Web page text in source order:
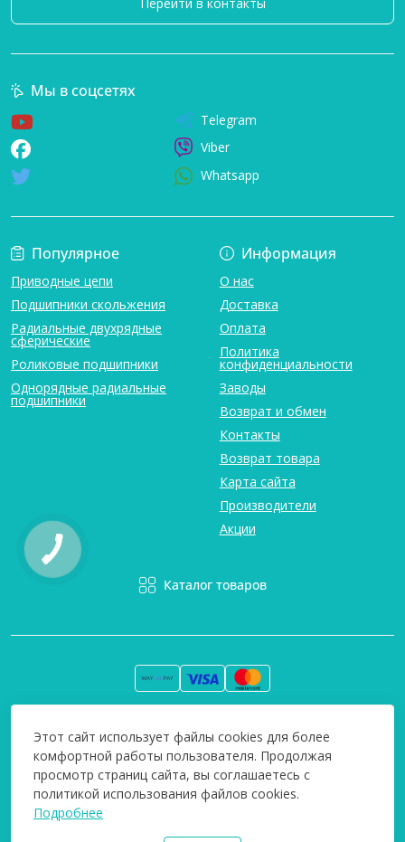
Популярное
Приводные цепи
Подшипники скольжения
Радиальные двухрядные
сферические
Роликовые подшипники
Однорядные радиальные
подшипники
Информация
О нас
Доставка
Оплата
Политика
конфиденциальности
Заводы
Возврат и обмен
Контакты
Возврат товара
Карта сайта
Производители
Акции
Каталог товаров
Мы в соцсетях
Telegram
Viber
Whatsapp
ответственность за любые неточности. Технополіс © 2008-
2026
Этот сайт использует файлы cookies для более
комфортной работы пользователя. Продолжая
просмотр страниц сайта, вы соглашаетесь с
политикой использования файлов cookies.
Подробнее